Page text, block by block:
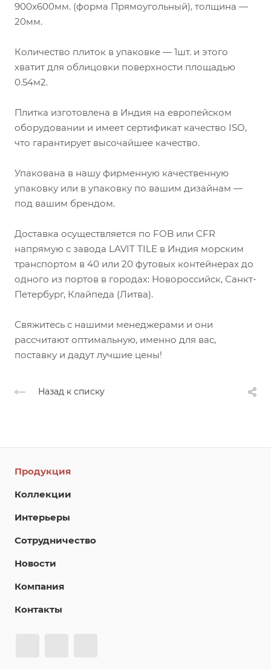
900x600мм. (форма Прямоугольный), толщина —
20мм.
Количество плиток в упаковке — 1шт. и этого
хватит для облицовки поверхности площадью
0.54м2.
Плитка изготовлена в Индия на европейском
оборудовании и имеет сертификат качество ISO,
что гарантирует высочайшее качество.
Упакована в нашу фирменную качественную
упаковку или в упаковку по вашим дизайнам —
под вашим брендом.
Доставка осуществляется по FOB или CFR
напрямую с завода LAVIT TILE в Индия морским
транспортом в 40 или 20 футовых контейнерах до
одного из портов в городах: Новороссийск, Санкт-
Петербург, Клайпеда (Литва).
Свяжитесь с нашими менеджерами и они
рассчитают оптимальную, именно для вас,
поставку и дадут лучшие цены!
Назад к списку
Продукция
Коллекции
Интерьеры
Сотрудничество
Новости
Компания
Контакты